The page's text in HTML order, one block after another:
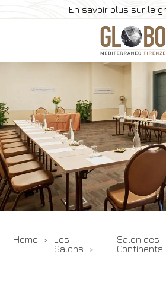
En savoir plus sur le
Vivre Florence
Réunions Et
Les Salons
Restauration
Chambres Et
Galerie
Contacts
Home
Les
Salons
Salon des
Continents